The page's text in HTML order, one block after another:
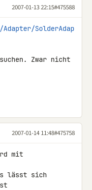
2007-01-13 22:15#475588
SolderAdap
Zwar nicht
2007-01-14 11:48#475758
mit
lässt sich